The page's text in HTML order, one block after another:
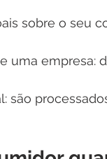
sobre o seu
uma empresa:
são